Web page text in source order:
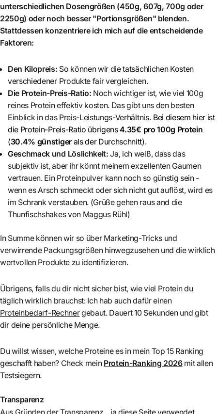
unterschiedlichen Dosengrößen (450g, 607g, 700g oder
2250g) oder noch besser "Portionsgrößen" blenden.
Stattdessen konzentriere ich mich auf die entscheidende
Faktoren:
Den Kilopreis: So können wir die tatsächlichen Kosten
verschiedener Produkte fair vergleichen.
Die Protein-Preis-Ratio: Noch wichtiger ist, wie viel 100g
reines Protein effektiv kosten. Das gibt uns den besten
Einblick in das Preis-Leistungs-Verhältnis. Bei diesem hier ist
die Protein-Preis-Ratio übrigens4.35€ pro 100g Protein
(30.4% günstigerals der Durchschnitt).
Geschmack und Löslichkeit: Ja, ich weiß, dass das
subjektiv ist, aber ihr könnt meinem exzellenten Gaumen
vertrauen. Ein Proteinpulver kann noch so günstig sein -
wenn es Arsch schmeckt oder sich nicht gut auflöst, wird es
im Schrank verstauben. (Grüße gehen raus and die
Thunfischshakes von Maggus Rühl)
In Summe können wir so über Marketing-Tricks und
verwirrende Packungsgrößen hinwegzusehen und die wirklich
wertvollen Produkte zu identifizieren.
Übrigens, falls du dir nicht sicher bist, wie viel Protein du
täglich wirklich brauchst: Ich hab auch dafür einen
Proteinbedarf-Rechnergebaut. Dauert 10 Sekunden und gibt
dir deine persönliche Menge.
Du willst wissen, welche Proteine es in mein Top 15 Ranking
geschafft haben? Check mein Protein-Ranking 2026mit allen
Testsiegern.
Transparenz